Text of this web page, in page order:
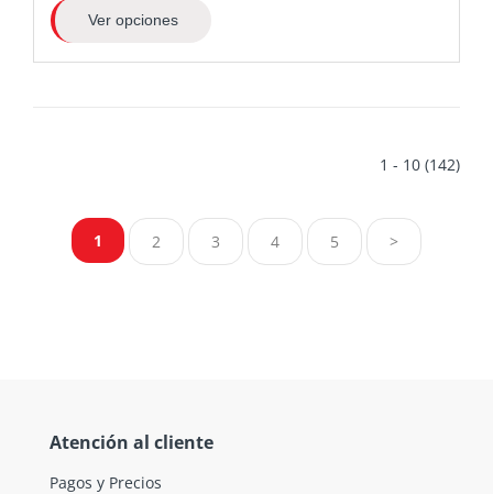
Ver opciones
1 - 10 (142)
1 2 3 4 5 >
Atención al cliente
Pagos y Precios